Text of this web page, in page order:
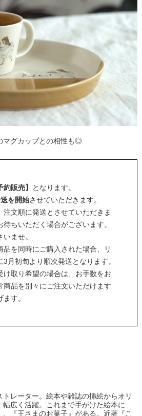
マグカップとの相性も◎
約販売】
となります。
を開始させていただきます。
注文順に発送とさせていただきま
ちいただく場合がございます。
ませ。
を同時にご購入された場合、リ
3月初旬より順次発送となります。
け取り希望の場合は、お手数をお
商品を別々にご注文いただけます
す。
レーター。絵本や雑誌の挿絵からオリ
広く活躍。これまで手がけた絵本に
、『王さまのお菓子』がある。近著『こ